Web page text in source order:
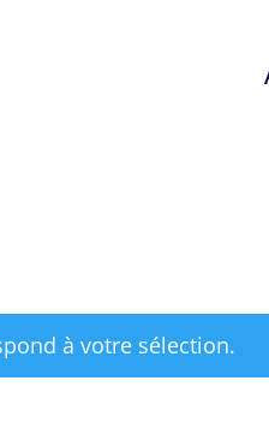
à votre sélection.